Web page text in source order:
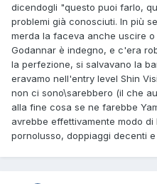
dicendogli "questo puoi farlo,
problemi già conosciuti. In più
merda la faceva anche uscire
Godannar è indegno, e c'era
la perfezione, si salvavano la
eravamo nell'entry level Shin
non ci sono\sarebbero (il che
alla fine cosa se ne farebbe
avrebbe effettivamente modo
pornolusso, doppiaggi decenti